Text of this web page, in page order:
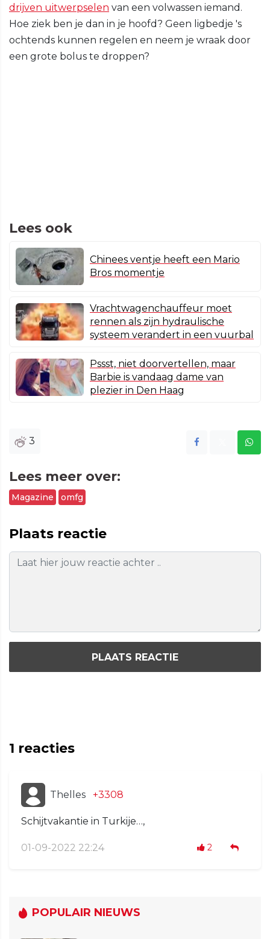
drijven uitwerpselen van een volwassen iemand.
Hoe ziek ben je dan in je hoofd? Geen ligbedje 's
ochtends kunnen regelen en neem je wraak door
een grote bolus te droppen?
Lees ook
Chinees ventje heeft een Mario
Bros momentje
Vrachtwagenchauffeur moet
rennen als zijn hydraulische
systeem verandert in een vuurbal
Pssst, niet doorvertellen, maar
Barbie is vandaag dame van
plezier in Den Haag
3
Lees meer over:
Magazine omfg
Plaats reactie
PLAATS REACTIE
1 reacties
Thelles +3308
Schijtvakantie in Turkije…,
01-09-2022 22:24 2
POPULAIR NIEUWS